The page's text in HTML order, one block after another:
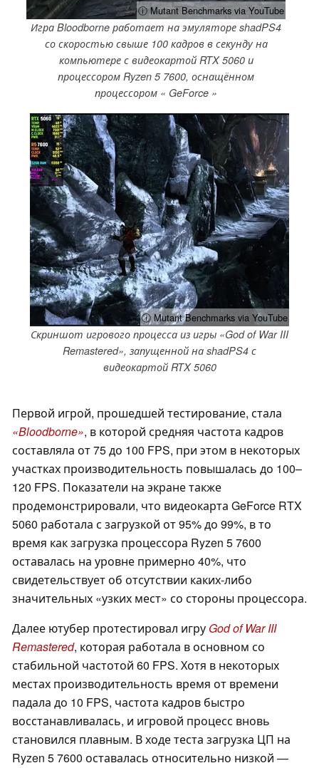
ⓘ Mutant Benchmarks via YouTube
Игра Bloodborne работает на эмуляторе shadPS4
со скоростью свыше 100 кадров в секунду на
компьютере с видеокартой RTX 5060 и
процессором Ryzen 5 7600, оснащённом
процессором « GeForce »
ⓘ Mutant Benchmarks via YouTube
Скриншот игрового процесса из игры «God of War III
Remastered», запущенной на shadPS4 с
видеокартой RTX 5060
Первой игрой, прошедшей тестирование, стала
«Bloodborne», в которой средняя частота кадров
составляла от 75 до 100 FPS, при этом в некоторых
участках производительность повышалась до 100–
120 FPS. Показатели на экране также
продемонстрировали, что видеокарта GeForce RTX
5060 работала с загрузкой от 95% до 99%, в то
время как загрузка процессора Ryzen 5 7600
оставалась на уровне примерно 40%, что
свидетельствует об отсутствии каких-либо
значительных «узких мест» со стороны процессора.
Далее ютубер протестировал игру God of War III
Remastered, которая работала в основном со
стабильной частотой 60 FPS. Хотя в некоторых
местах производительность время от времени
падала до 10 FPS, частота кадров быстро
восстанавливалась, и игровой процесс вновь
становился плавным. В ходе теста загрузка ЦП на
Ryzen 5 7600 оставалась относительно низкой —